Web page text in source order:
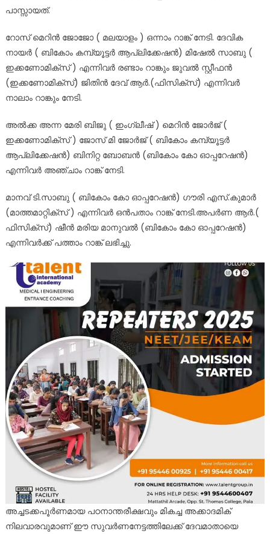
പാസ്സായത്.
റോസ് മെറിൻ ജോജോ ( മലയാളം ) ഒന്നാം റാങ്ക് നേടി. ദേവിക
നായർ ( ബികോം കമ്പ്യൂട്ടർ ആപ്ലിക്കേഷൻ) മിഷേൽ സാബു (
ഇക്കണോമിക്സ് ) എന്നിവർ രണ്ടാം റാങ്കും ജുവൽ സ്റ്റീഫൻ
(ഇക്കണോമിക്സ്) ജിതിൻ ദേവ് ആർ.(ഫിസിക്സ്) എന്നിവർ
നാലാം റാങ്കും നേടി.
അൽക്ക അന്ന മേരി ബിജു ( ഇംഗ്ലീഷ് ) മെറിൻ ജോർജ് (
ഇക്കണോമിക്സ് ) ജോസ് മി ജോർജ് ( ബികോം കമ്പ്യൂട്ടർ
ആപ്ലിക്കേഷൻ) ബിനിറ്റ ബോബൻ (ബികോം കോ ഓപ്പറേഷൻ)
എന്നിവർ അഞ്ചാം റാങ്ക് നേടി.
മാനവ് ടി.സാബു ( ബികോം കോ ഓപ്പറേഷൻ) ഗൗരി എസ്.കുമാർ
(മാത്തമാറ്റിക്സ് ) എന്നിവർ ഒൻപതാം റാങ്ക് നേടി.അപർണ ആർ.(
ഫിസിക്സ്) ഷീൻ മരിയ മാനുവൽ (ബികോം കോ ഓപ്പറേഷൻ)
എന്നിവർക്ക് പത്താം റാങ്ക് ലഭിച്ചു.
അച്ചടക്കപൂർണമായ പഠനാന്തരീക്ഷവും മികച്ച അക്കാദമിക്
നിലവാരവുമാണ് ഈ സുവർണനേട്ടത്തിലേക്ക് ദേവമാതായെ